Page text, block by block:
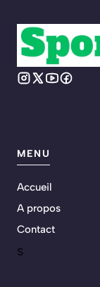
MENU
Accueil
A propos
Contact
s